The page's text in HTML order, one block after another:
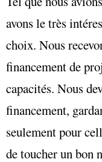
avons le très
choix. Nous
financement de
capacités. Nous
financement,
seulement pour
de toucher un bon